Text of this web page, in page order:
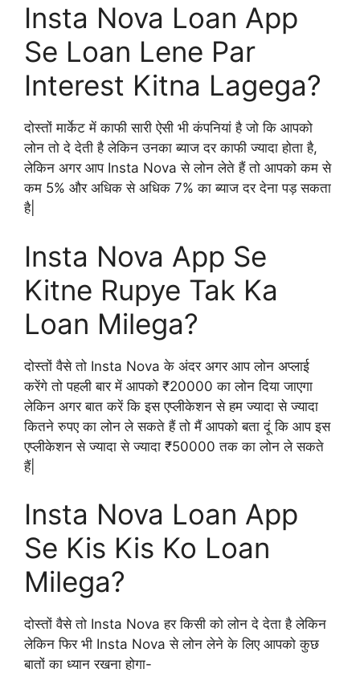
Insta Nova Loan App
Se Loan Lene Par
Interest Kitna Lagega?
दोस्तों मार्केट में काफी सारी ऐसी भी कंपनियां है जो कि आपको
लोन तो दे देती है लेकिन उनका ब्याज दर काफी ज्यादा होता है,
लेकिन अगर आप Insta Nova से लोन लेते हैं तो आपको कम से
कम 5% और अधिक से अधिक 7% का ब्याज दर देना पड़ सकता
है|
Insta Nova App Se
Kitne Rupye Tak Ka
Loan Milega?
दोस्तों वैसे तो Insta Nova के अंदर अगर आप लोन अप्लाई
करेंगे तो पहली बार में आपको ₹20000 का लोन दिया जाएगा
लेकिन अगर बात करें कि इस एप्लीकेशन से हम ज्यादा से ज्यादा
कितने रुपए का लोन ले सकते हैं तो मैं आपको बता दूं कि आप इस
एप्लीकेशन से ज्यादा से ज्यादा ₹50000 तक का लोन ले सकते
हैं|
Insta Nova Loan App
Se Kis Kis Ko Loan
Milega?
दोस्तों वैसे तो Insta Nova हर किसी को लोन दे देता है लेकिन
लेकिन फिर भी Insta Nova से लोन लेने के लिए आपको कुछ
बातों का ध्यान रखना होगा-